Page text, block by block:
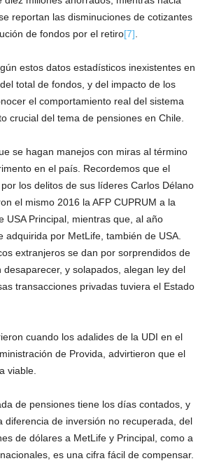
reportan las disminuciones de cotizantes
de fondos por el retiro[7]
estos datos estadísticos inexistentes en
total de fondos, y del impacto de los
el comportamiento real del sistema
crucial del tema de pensiones en Chile.
se hagan manejos con miras al término
en el país. Recordemos que el
los delitos de sus líderes Carlos Délano
el mismo 2016 la AFP CUPRUM a la
USA Principal, mientras que, al año
adquirida por MetLife, también de USA.
extranjeros se dan por sorprendidos de
desaparecer, y solapados, alegan ley del
transacciones privadas tuviera el Estado
cuando los adalides de la UDI en el
de Provida, advirtieron que el
viable.
de pensiones tiene los días contados, y
diferencia de inversión no recuperada, del
de dólares a MetLife y Principal, como a
es una cifra fácil de compensar.